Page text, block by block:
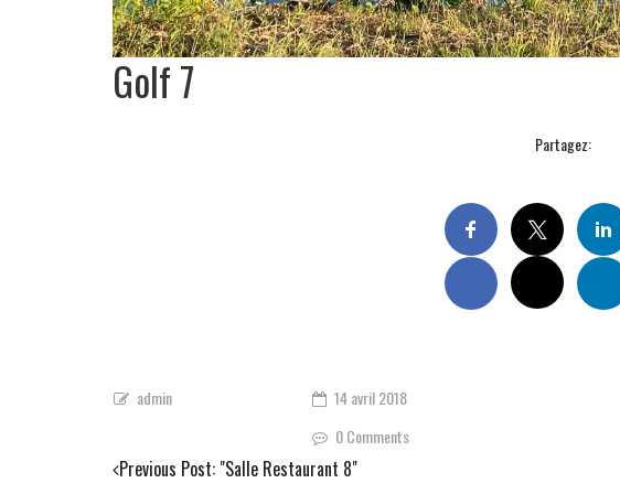
Golf 7
Partagez:
admin
14 avril 2018
0 Comments
Previous Post: "Salle Restaurant 8"